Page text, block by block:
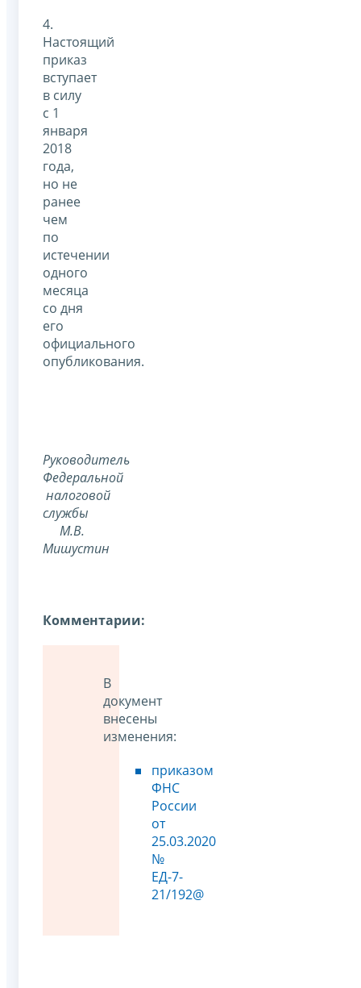
4.
Настоящий
приказ
вступает
в силу
с 1
января
2018
года,
но не
ранее
чем
по
истечении
одного
месяца
со дня
его
официального
опубликования.
Руководитель
Федеральной
налоговой
службы
М.В.
Мишустин
Комментарии:
В
документ
внесены
изменения:
приказом
ФНС
России
от
25.03.2020
№
ЕД-7-
21/192@